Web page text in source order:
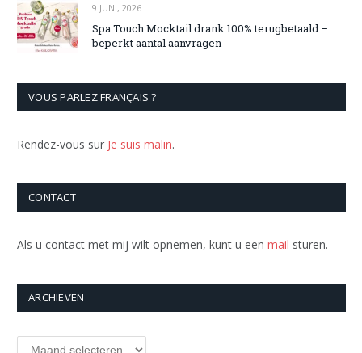
9 JUNI, 2026
Spa Touch Mocktail drank 100% terugbetaald –
beperkt aantal aanvragen
VOUS PARLEZ FRANÇAIS ?
Rendez-vous sur Je suis malin.
CONTACT
Als u contact met mij wilt opnemen, kunt u een mail sturen.
ARCHIEVEN
Archieven